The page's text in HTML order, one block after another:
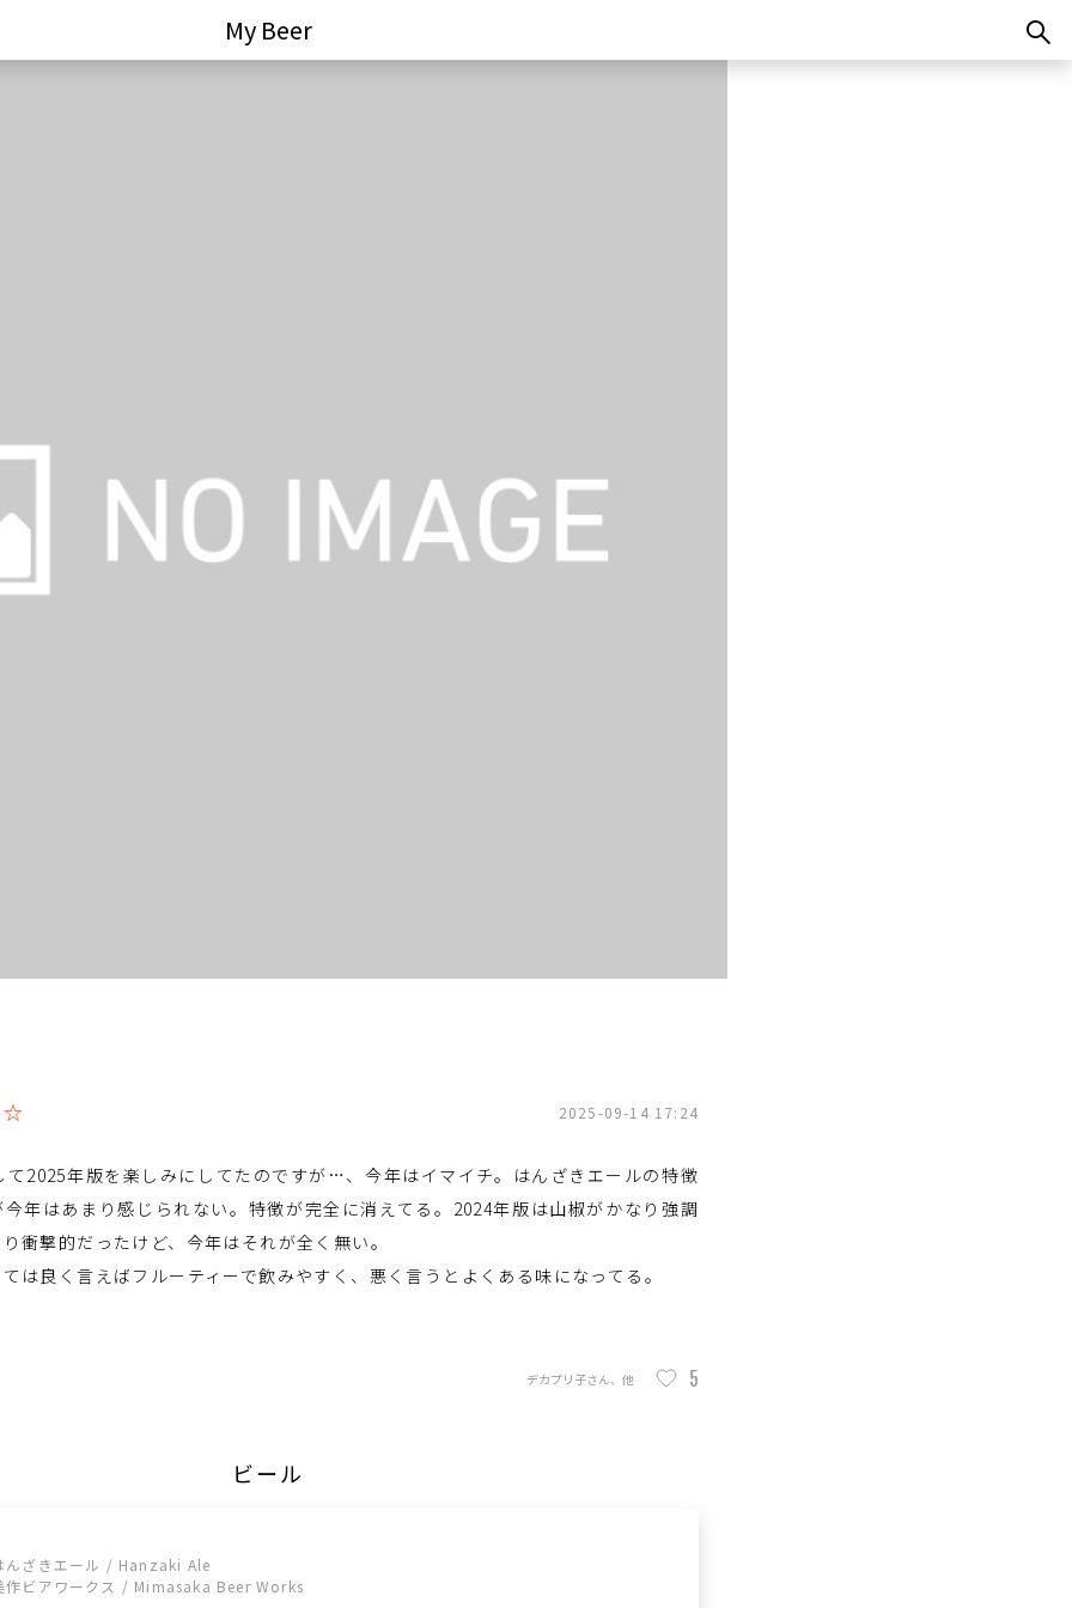
My Beer
2025-09-14 17:24
て2025年版を楽しみにしてたのですが…、今年はイマイチ。はんざきエールの特徴
年はあまり感じられない。特徴が完全に消えてる。2024年版は山椒がかなり強調
衝撃的だったけど、今年はそれが全く無い。
は良く言えばフルーティーで飲みやすく、悪く言うとよくある味になってる。
5
デカプリ子さん、他
ビール
んざきエール / Hanzaki Ale
作ビアワークス / Mimasaka Beer Works